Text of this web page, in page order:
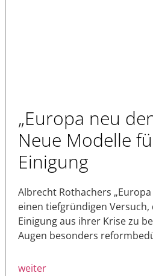
„Europa neu
Neue Modelle
Einigung
Albrecht Rothachers
einen tiefgründigen
Einigung aus ihrer Krise zu
Augen besonders
weiter